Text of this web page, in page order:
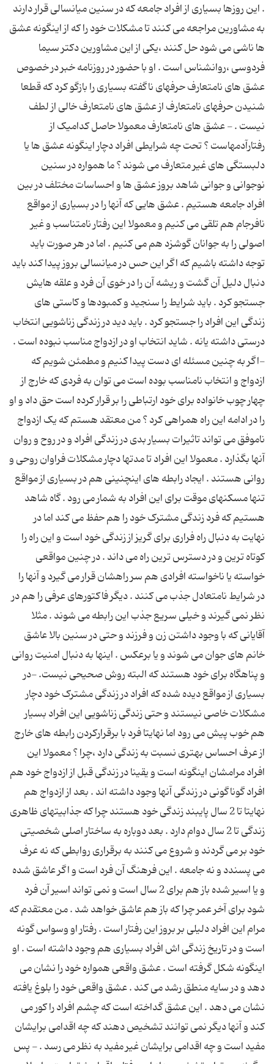
. این روزها بسیاری از افراد جامعه که در سنین میانسالی قرار دارند
به مشاورین مراجعه می کنند تا مشکلات خود را که از اینگونه عشق
ها ناشی می شود حل کنند ،یکی از این مشاورین دکتر سیما
فردوسی ،روانشناس است . او با حضور در روزنامه خبر در خصوص
عشق های نامتعارف حرفهای ناگفته بسیاری را بازگو کرد که قطعا
شنیدن حرفهای نامتعارف از عشق های نامتعارف خالی از لطف
نیست . - عشق های نامتعارف معمولا حاصل کدامیک از
رفتارآدمهاست ؟ تحت چه شرایطی افراد دچار اینگونه عشق ها یا
دلبستگی های غیر متعارف می شوند ؟ ما همواره در سنین
نوجوانی و جوانی شاهد بروز عشق ها و احساسات مختلف در بین
افراد جامعه هستیم . عشق هایی که آنها را در بسیاری از مواقع
نافرجام هم تلقی می کنیم و معمولا این رفتار نامتناسب و غیر
اصولی را به جوانان گوشزد هم می کنیم . اما در هر صورت باید
توجه داشته باشیم که اگر این حس در میانسالی بروز پیدا کند باید
دنبال دلیل آن گشت و ریشه آن را در خوی آن فرد و علقه هایش
جستجو کرد . باید شرایط را سنجید و کمبودها و کاستی های
زندگی این افراد را جستجو کرد . باید دید در زندگی زناشویی انتخاب
درستی داشته یانه . شاید انتخاب او در ازدواج مناسب نبوده است .
-اگر به چنین مسئله ای دست پیدا کنیم و مطمئن شویم که
ازدواج و انتخاب نامناسب بوده است می توان به فردی که خارج از
چهار چوب خانواده برای خود ارتباطی را بر قرار کرده است حق داد و او
را در ادامه این راه همراهی کرد ؟‌ من معتقد هستم که یک ازدواج
ناموفق می تواند تاثیرات بسیار بدی در زندگی افراد و در روح و روان
آنها بگذارد . معمولا این افراد تا مدتها دچار مشکلات فراوان روحی و
روانی هستند . ایجاد رابطه های اینچنینی هم در بسیاری از مواقع
تنها مسکنهای موقت برای این افراد به شمار می رود . گاه شاهد
هستیم که فرد زندگی مشترک خود را هم حفظ می کند اما در
نهایت به دنبال راه فراری برای گریز از زندگی خود است و این راه را
کوتاه ترین و در دسترس ترین راه می داند . در چنین مواقعی
خواسته یا ناخواسته افرادی هم سر راهشان قرار می گیرد و آنها را
در شرایط نامتعادل جذب می کنند . دیگر فاکتورهای عرفی را هم در
نظر نمی گیرند و خیلی سریع جذب این رابطه می شوند . مثلا
آقایانی که با وجود داشتن زن و فرزند و حتی در سنین بالا عاشق
خانم های جوان می شوند و یا برعکس . اینها به دنبال امنیت روانی
و پناهگاه برای خود هستند که البته روش صحیحی نیست. -در
بسیاری از مواقع دیده شده که افراد در زندگی مشترک خود دچار
مشکلات خاصی نیستند و حتی زندگی زناشویی این افراد بسیار
هم خوب پیش می رود اما نهایتا فرد با برقرارکردن رابطه های خارج
از عرف احساس بهتری نسبت به زندگی دارد ،چرا ؟ معمولا این
افراد مرامشان اینگونه است و یقینا در زندگی قبل از ازدواج خود هم
افراد گوناگونی در زندگی آنها وجود داشته اند . بعد از ازدواج هم
نهایتا تا 2 سال پایبند زندگی خود هستند چرا که جذابیتهای ظاهری
زندگی تا 2 سال دوام دارد . بعد دوباره به ساختار اصلی شخصیتی
خود بر می گردند و شروع می کنند به برقراری روابطی که نه عرف
می پسندد و نه جامعه . این فرهنگ آن فرد است و اگر عاشق شده
و یا اسیر شده باز هم برای 2 سال است و نمی تواند اسیر آن فرد
شود برای آخر عمر چرا که باز هم عاشق خواهد شد . من معتقدم که
مرام این افراد دلیلی بر بروز این رفتار است . رفتار او وسواس گونه
است و در تاریخ زندگی اش افراد بسیاری هم وجود داشته است . او
اینگونه شکل گرفته است . عشق واقعی همواره خود را نشان می
دهد و در سایه منطق رشد می کند . عشق واقعی خود را بلوغ یافته
نشان می دهد . این عشق گداخته است که چشم افراد را کور می
کند و آنها دیگر نمی توانند تشخیص دهند که چه اقدامی برایشان
مفید است و چه اقدامی برایشان غیر مفید به نظر می رسد . - پس